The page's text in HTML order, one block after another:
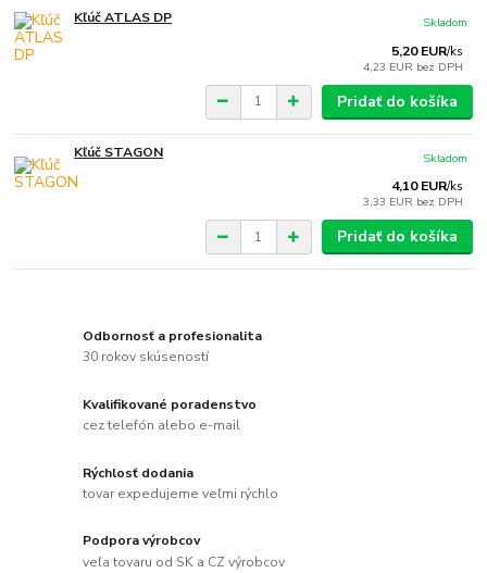
Kľúč ATLAS DP
5,20 EUR/ks
4,23 EUR bez DPH
Skladom
Pridať do košíka
Kľúč STAGON
4,10 EUR/ks
3,33 EUR bez DPH
Skladom
Pridať do košíka
Odbornosť a profesionalita
30 rokov skúseností
Kvalifikované poradenstvo
cez telefón alebo e-mail
Rýchlosť dodania
tovar expedujeme veľmi rýchlo
Podpora výrobcov
veľa tovaru od SK a CZ výrobcov